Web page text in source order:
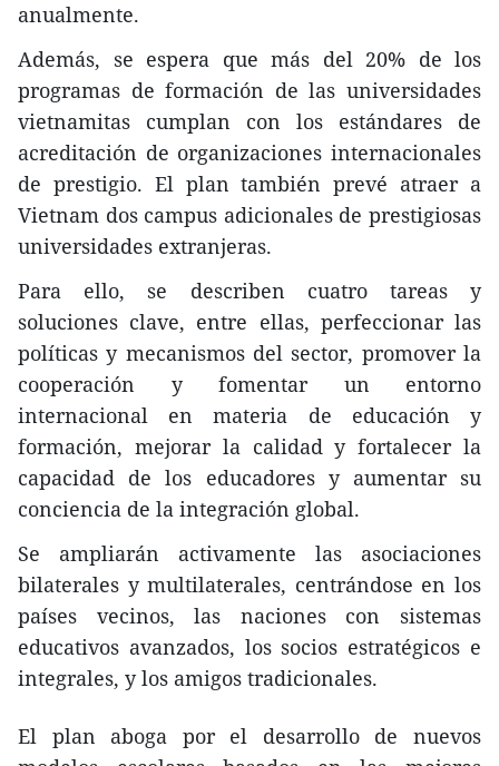
anualmente.
Además, se espera que más del 20% de los
programas de formación de las universidades
vietnamitas cumplan con los estándares de
acreditación de organizaciones internacionales
de prestigio. El plan también prevé atraer a
Vietnam dos campus adicionales de prestigiosas
universidades extranjeras.
Para ello, se describen cuatro tareas y
soluciones clave, entre ellas, perfeccionar las
políticas y mecanismos del sector, promover la
cooperación y fomentar un entorno
internacional en materia de educación y
formación, mejorar la calidad y fortalecer la
capacidad de los educadores y aumentar su
conciencia de la integración global.
Se ampliarán activamente las asociaciones
bilaterales y multilaterales, centrándose en los
países vecinos, las naciones con sistemas
educativos avanzados, los socios estratégicos e
integrales, y los amigos tradicionales.
El plan aboga por el desarrollo de nuevos